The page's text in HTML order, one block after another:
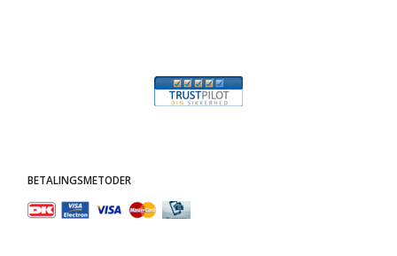
BETALINGSMETODER